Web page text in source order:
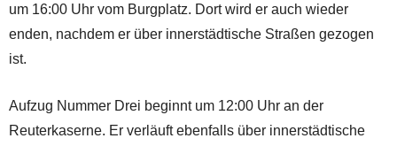
um 16:00 Uhr vom Burgplatz. Dort wird er auch wieder
enden, nachdem er über innerstädtische Straßen gezogen
ist.
Aufzug Nummer Drei beginnt um 12:00 Uhr an der
Reuterkaserne. Er verläuft ebenfalls über innerstädtische